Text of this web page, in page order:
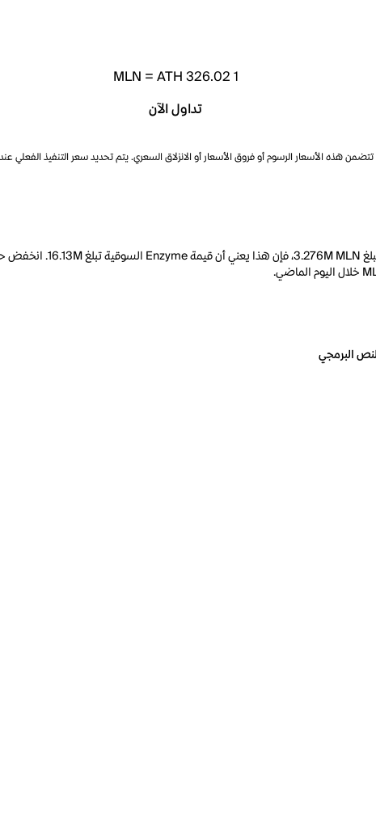
1
MLN =ATH 326.02
تداول الآن
هذه الأسعار الرسوم أو فروق الأسعار أو الانزلاق السعري. يتم تحديد سعر التنفيذ الفعلي
البرمجي